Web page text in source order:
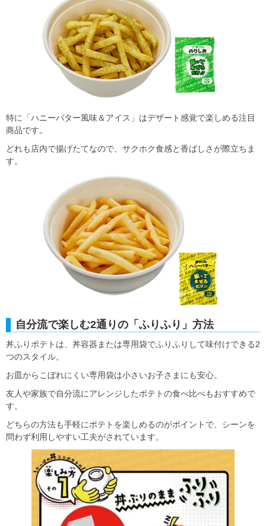
特に「ハニーバター風味＆アイス」はデザート感覚で楽しめる注目
商品です。
どれも店内で揚げたてなので、サクホク食感と香ばしさが際立ちま
す。
自分流で楽しむ2通りの「ふりふり」方法
丼ふりポテトは、丼容器または専用袋でふりふりして味付けできる2
つのスタイル。
お皿からこぼれにくい専用袋は小さいお子さまにも安心。
友人や家族で自分流にアレンジしたポテトの食べ比べもおすすめで
す。
どちらの方法も手軽にポテトを楽しめるのがポイントで、シーンを
問わず利用しやすい工夫がされています。